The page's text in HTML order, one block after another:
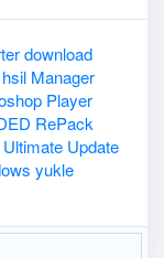
download
hsil Manager
Player
RePack
Ultimate Update
yukle